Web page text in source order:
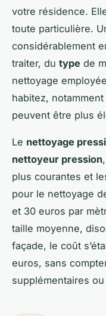
votre résidence.
toute particulière.
considérablement
traiter, du type de
nettoyage
habitez, notamment
peuvent être plus
Le nettoyage
nettoyeur pression
plus courantes et
pour le nettoyage
et 30 euros par
taille moyenne,
façade, le coût
euros, sans
supplémentaires